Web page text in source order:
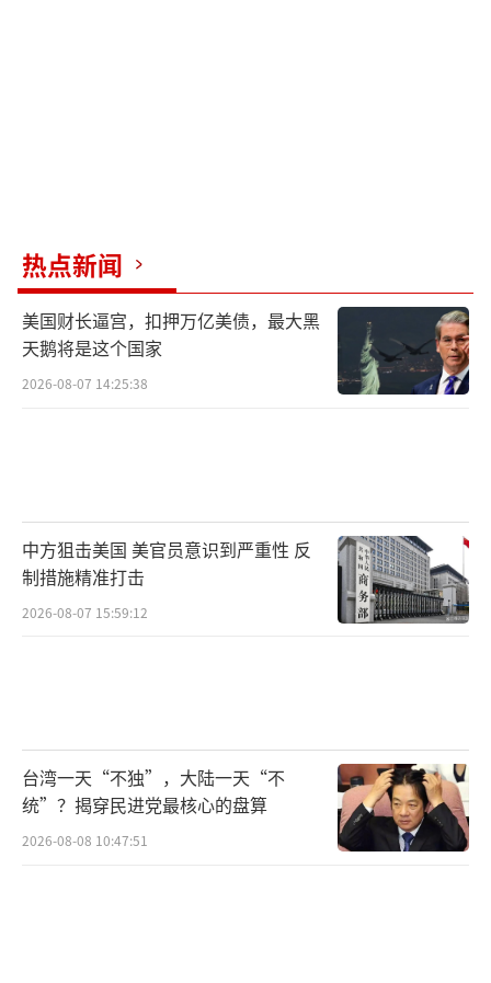
热点新闻
美国财长逼宫，扣押万亿美债，最大黑
天鹅将是这个国家
2026-08-07 14:25:38
中方狙击美国 美官员意识到严重性 反
制措施精准打击
2026-08-07 15:59:12
台湾一天“不独”，大陆一天“不
统”？揭穿民进党最核心的盘算
2026-08-08 10:47:51